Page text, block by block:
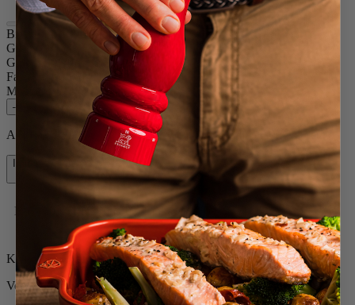
Bistro
Größe
Gewürz
Pfeffer / Salz
Farbe
Olivenholz
Menge
–
Auf Lager und bereit, zu Ihnen nach Hause geliefert zu werden.
94,90 €
Kostenlose Lieferung bei Einkäufen über 50 €
Kostenlose Rücksendungen
Versand innerhalb von 24 bis 48 Stunden